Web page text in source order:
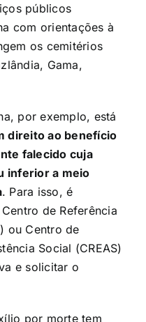
públicos
com orientações à
os cemitérios
Gama,
por exemplo, está
direito ao benefício
falecido cuja
inferior a meio
. Para isso, é
de Referência
ou Centro de
Social (CREAS)
e solicitar o
por morte tem